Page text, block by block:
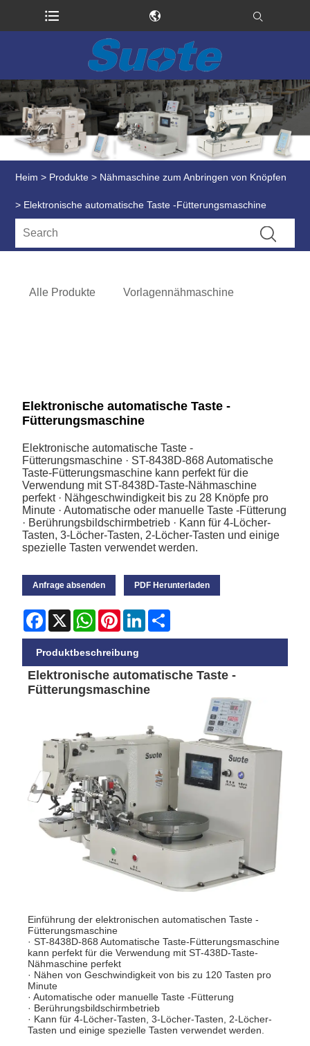
Heim > Produkte > Nähmaschine zum Anbringen von Knöpfen
> Elektronische automatische Taste -Fütterungsmaschine
Alle Produkte Vorlagennähmaschine
Elektronische automatische Taste -
Fütterungsmaschine
Elektronische automatische Taste -
Fütterungsmaschine · ST-8438D-868 Automatische
Taste-Fütterungsmaschine kann perfekt für die
Verwendung mit ST-8438D-Taste-Nähmaschine
perfekt · Nähgeschwindigkeit bis zu 28 Knöpfe pro
Minute · Automatische oder manuelle Taste -Fütterung
· Berührungsbildschirmbetrieb · Kann für 4-Löcher-
Tasten, 3-Löcher-Tasten, 2-Löcher-Tasten und einige
spezielle Tasten verwendet werden.
Anfrage absenden PDF Herunterladen
Facebook
X WhatsApp
PinterestLinkedIn
Produktbeschreibung
Elektronische automatische Taste -
Fütterungsmaschine
Einführung der elektronischen automatischen Taste -
Fütterungsmaschine
· ST-8438D-868 Automatische Taste-Fütterungsmaschine
kann perfekt für die Verwendung mit ST-438D-Taste-
Nähmaschine perfekt
· Nähen von Geschwindigkeit von bis zu 120 Tasten pro
Minute
· Automatische oder manuelle Taste -Fütterung
· Berührungsbildschirmbetrieb
· Kann für 4-Löcher-Tasten, 3-Löcher-Tasten, 2-Löcher-
Tasten und einige spezielle Tasten verwendet werden.